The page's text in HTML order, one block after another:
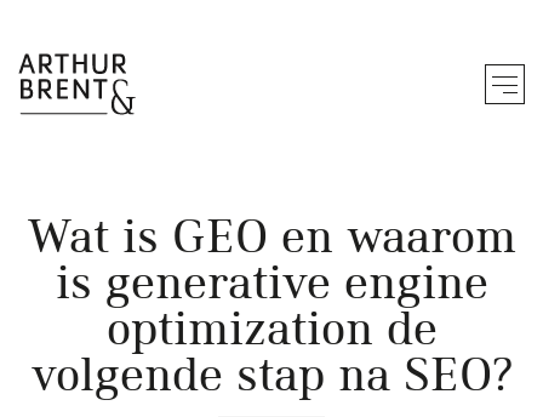
Merk bouwen
Merk doorvertalen
Merk activeren
We werken vanuit
Wat is GEO en waarom
is generative engine
optimization de
volgende stap na SEO?